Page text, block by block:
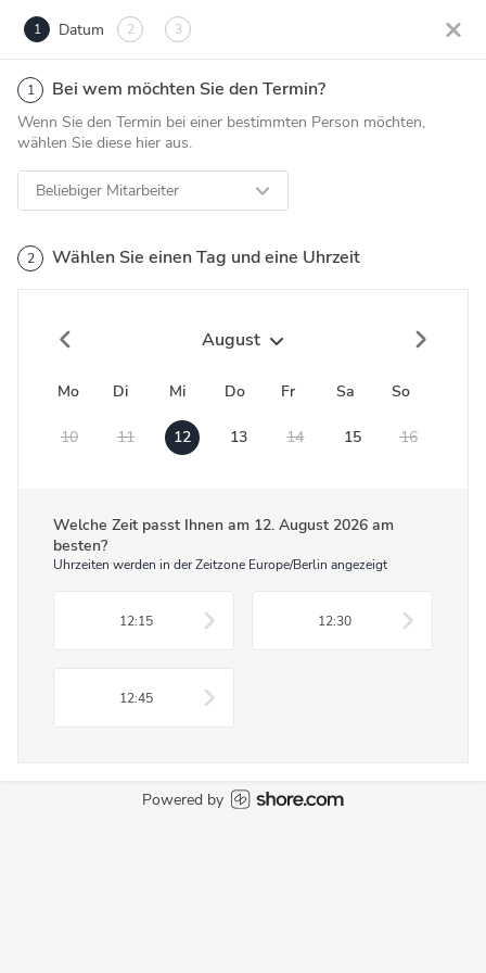
1 Datum 2 3
1 Bei wem möchten Sie den Termin?
Wenn Sie den Termin bei einer bestimmten Person möchten,
wählen Sie diese hier aus.
Beliebiger Mitarbeiter
2 Wählen Sie einen Tag und eine Uhrzeit
August
Mo Di Mi Do Fr Sa So
10 11 12 13 14 15 16
Welche Zeit passt Ihnen am 12. August 2026 am
besten?
Uhrzeiten werden in der Zeitzone Europe/Berlin angezeigt
12:15 12:30
12:45
Powered by